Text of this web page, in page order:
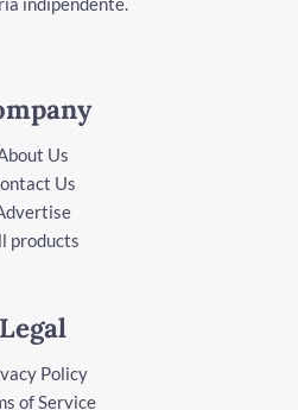
Us
Us
products
Legal
Policy
of Service